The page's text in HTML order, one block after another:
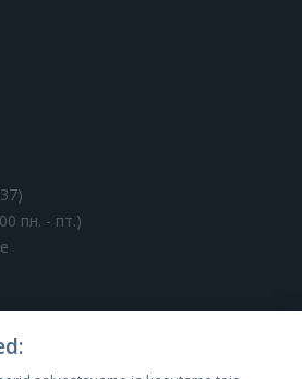
пн. - пт.)